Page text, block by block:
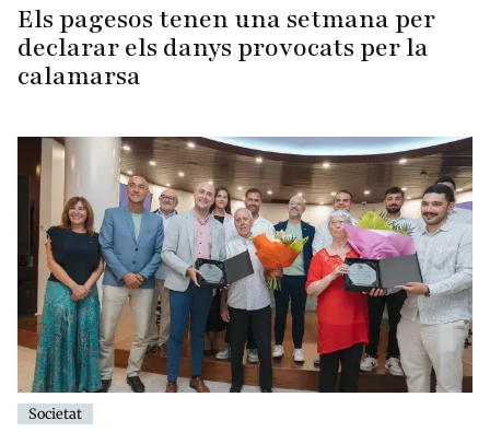
Els pagesos tenen una setmana per
declarar els danys provocats per la
calamarsa
Societat